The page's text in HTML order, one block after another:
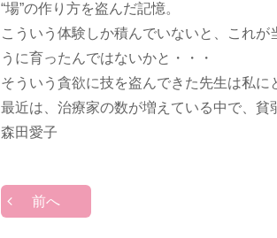
“場”の作り方を盗んだ記憶。
こういう体験しか積んでいないと、これ
うに育ったんではないかと・・・
そういう貪欲に技を盗んできた先生は私に
最近は、治療家の数が増えている中で、貧
森田愛子
前へ